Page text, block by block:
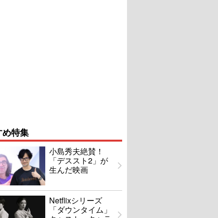
特集
小島秀夫絶賛！
「デススト2」が
生んだ映画
Netflixシリーズ
「ダウンタイム」